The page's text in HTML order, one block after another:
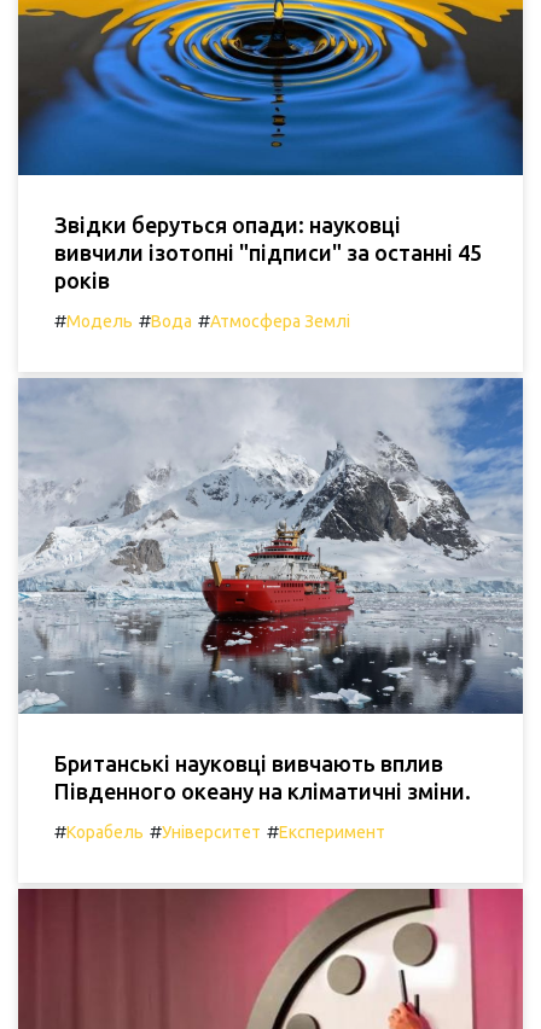
Звідки беруться опади: науковці
вивчили ізотопні "підписи" за останні 45
років
#Модель #Вода #Атмосфера Землі
Британські науковці вивчають вплив
Південного океану на кліматичні зміни.
#Корабель #Університет #Експеримент